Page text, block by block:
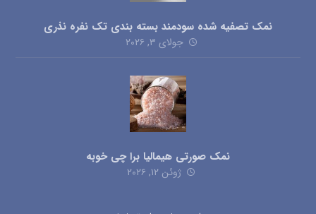
نمک تصفیه شده سودمند بسته بندی تک نفره نذری
جولای ۳, ۲۰۲۶
نمک صورتی هیمالیا برا چی خوبه
ژوئن ۱۲, ۲۰۲۶